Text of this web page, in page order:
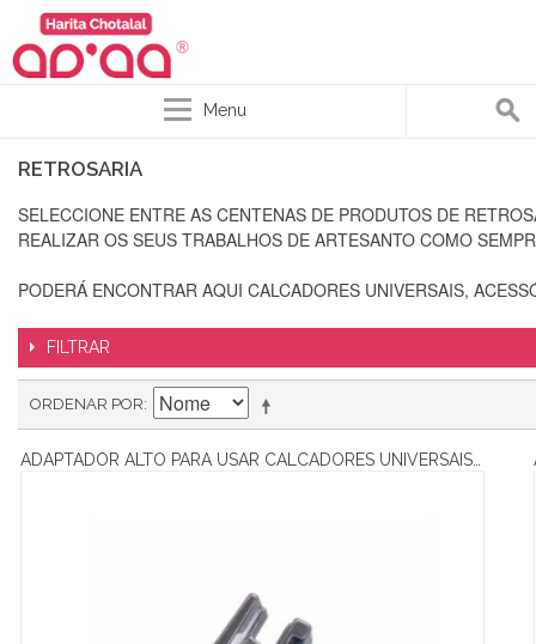
Menu
RETROSARIA
SELECCIONE ENTRE AS CENTENAS DE PRODUTOS DE
REALIZAR OS SEUS TRABALHOS DE ARTESANTO COMO
PODERÁ ENCONTRAR AQUI CALCADORES UNIVERSAIS,
FILTRAR
ORDENAR POR